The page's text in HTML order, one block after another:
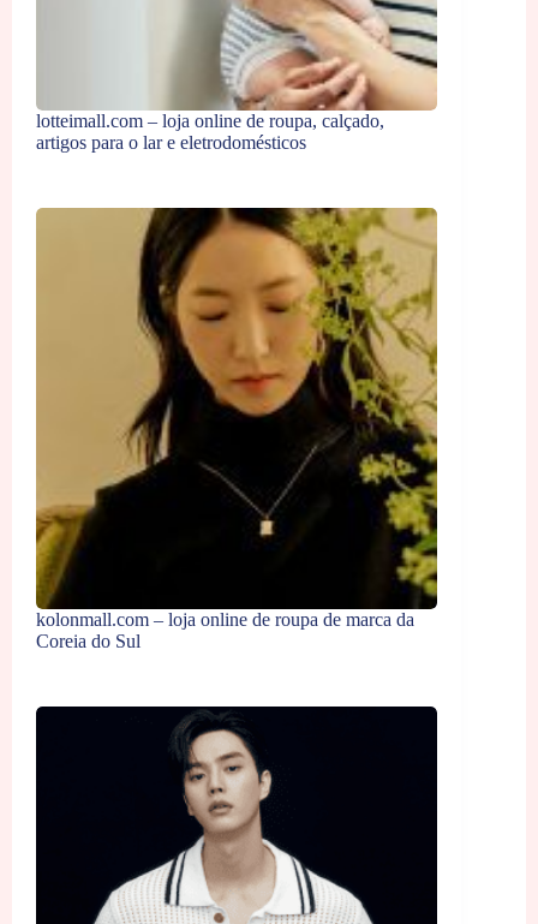
lotteimall.com – loja online de roupa, calçado,
artigos para o lar e eletrodomésticos
kolonmall.com – loja online de roupa de marca da
Coreia do Sul